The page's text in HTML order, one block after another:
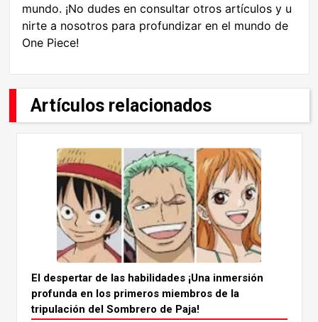
mundo. ¡No dudes en consultar otros artículos y u
nirte a nosotros para profundizar en el mundo de
One Piece!
Artículos relacionados
El despertar de las habilidades ¡Una inmersión
profunda en los primeros miembros de la
tripulación del Sombrero de Paja!